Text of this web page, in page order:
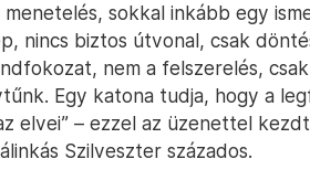
sokkal inkább egy
nincs biztos útvonal, csak
nem a felszerelés,
Egy katona tudja, hogy a
elvei” – ezzel az üzenettel
Szilveszter százados.